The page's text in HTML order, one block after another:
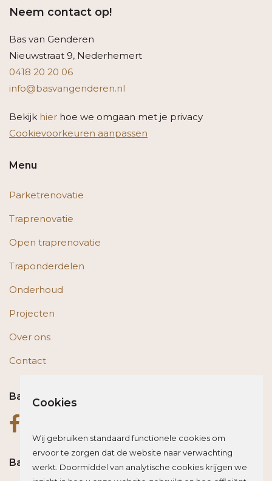
Neem contact op!
Bas van Genderen
Nieuwstraat 9, Nederhemert
0418 20 20 06
info@basvangenderen.nl
Bekijk hier hoe we omgaan met je privacy
Cookievoorkeuren aanpassen
Menu
Parketrenovatie
Traprenovatie
Open traprenovatie
Traponderdelen
Onderhoud
Projecten
Over ons
Contact
Bas op social media
Bas blogt
Cookies
Wij gebruiken standaard functionele cookies om
ervoor te zorgen dat de website naar verwachting
werkt. Doormiddel van analytische cookies krijgen we